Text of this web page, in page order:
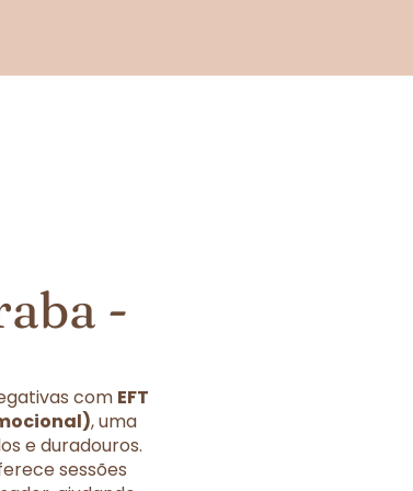
-
com EFT
, uma
e duradouros.
sessões